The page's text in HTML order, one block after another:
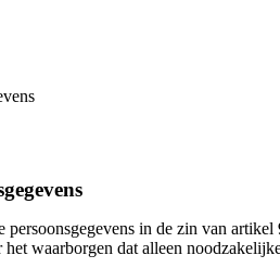
in de zin van
waarborgen dat alleen